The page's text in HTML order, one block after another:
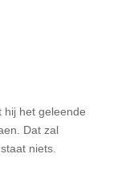
hij het geleende
Dat zal
niets.